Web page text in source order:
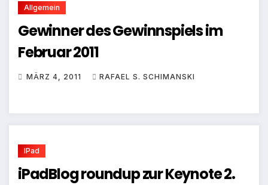
Allgemein
Gewinner des Gewinnspiels im
Februar 2011
MÄRZ 4, 2011 RAFAEL S. SCHIMANSKI
IPad
iPadBlog roundup zur Keynote 2.